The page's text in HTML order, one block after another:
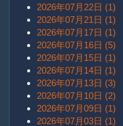
2026年07月22日 (1)
2026年07月21日 (1)
2026年07月17日 (1)
2026年07月16日 (5)
2026年07月15日 (1)
2026年07月14日 (1)
2026年07月13日 (3)
2026年07月10日 (2)
2026年07月09日 (1)
2026年07月03日 (1)